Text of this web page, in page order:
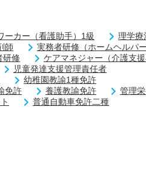
ーカー（看護助手）1級
理学療
師
実務者研修（ホームヘルパー
研修
ケアマネジャー（介護支援
児童発達支援管理責任者
幼稚園教諭1種免許
免許 養護教諭免許
管理
普通自動車免許二種